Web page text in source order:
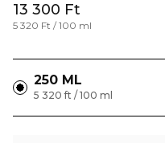
13 300 Ft
5 320 Ft / 100 ml
250 ML
5 320 ft / 100 ml